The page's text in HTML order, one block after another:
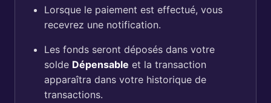
Lorsque le paiement est effectué, vous
recevrez une notification.
Les fonds seront déposés dans votre
solde Dépensable et la transaction
apparaîtra dans votre historique de
transactions.